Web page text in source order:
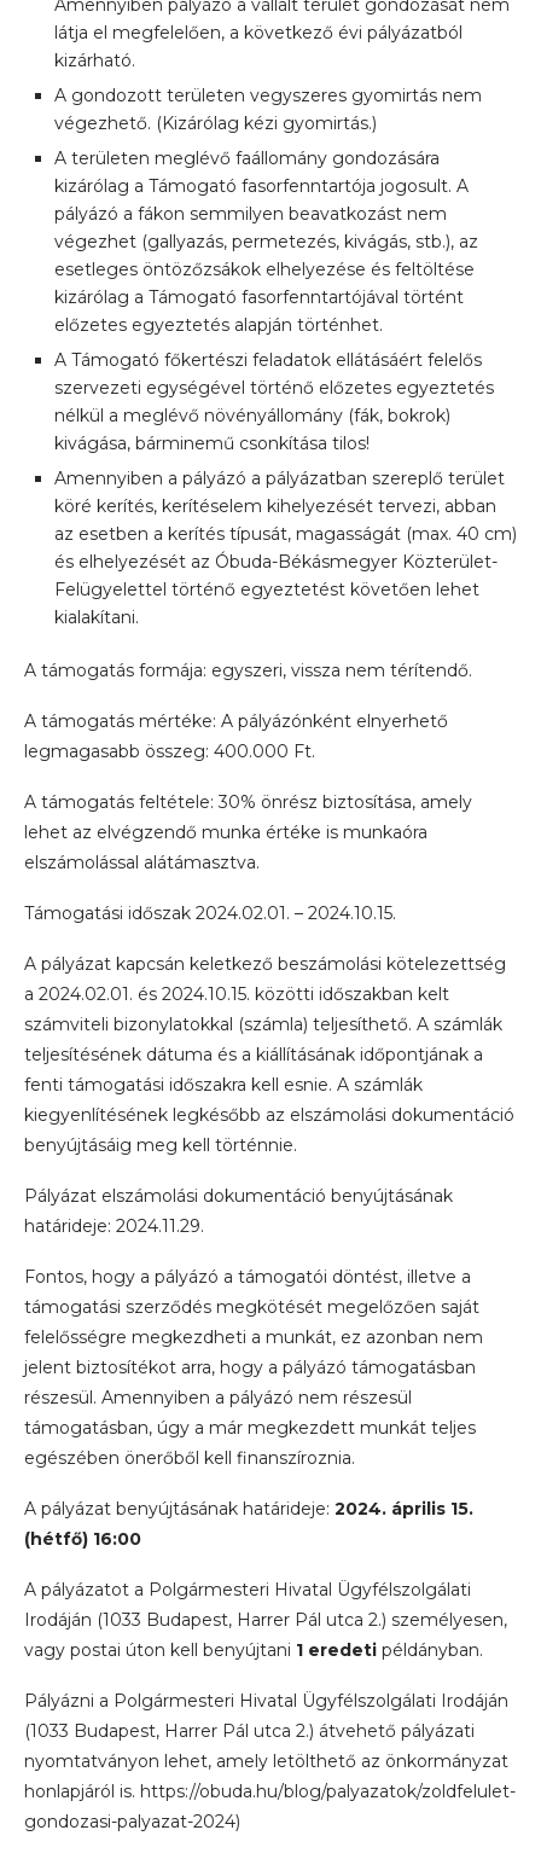
Amennyiben pályázó a vállalt terület gondozását nem
látja el megfelelően, a következő évi pályázatból
kizárható.
A gondozott területen vegyszeres gyomirtás nem
végezhető. (Kizárólag kézi gyomirtás.)
A területen meglévő faállomány gondozására
kizárólag a Támogató fasorfenntartója jogosult. A
pályázó a fákon semmilyen beavatkozást nem
végezhet (gallyazás, permetezés, kivágás, stb.), az
esetleges öntözőzsákok elhelyezése és feltöltése
kizárólag a Támogató fasorfenntartójával történt
előzetes egyeztetés alapján történhet.
A Támogató főkertészi feladatok ellátásáért felelős
szervezeti egységével történő előzetes egyeztetés
nélkül a meglévő növényállomány (fák, bokrok)
kivágása, bárminemű csonkítása tilos!
Amennyiben a pályázó a pályázatban szereplő terület
köré kerítés, kerítéselem kihelyezését tervezi, abban
az esetben a kerítés típusát, magasságát (max. 40 cm)
és elhelyezését az Óbuda-Békásmegyer Közterület-
Felügyelettel történő egyeztetést követően lehet
kialakítani.
A támogatás formája: egyszeri, vissza nem térítendő.
A támogatás mértéke: A pályázónként elnyerhető
legmagasabb összeg: 400.000 Ft.
A támogatás feltétele: 30% önrész biztosítása, amely
lehet az elvégzendő munka értéke is munkaóra
elszámolással alátámasztva.
Támogatási időszak 2024.02.01. – 2024.10.15.
A pályázat kapcsán keletkező beszámolási kötelezettség
a 2024.02.01. és 2024.10.15. közötti időszakban kelt
számviteli bizonylatokkal (számla) teljesíthető. A számlák
teljesítésének dátuma és a kiállításának időpontjának a
fenti támogatási időszakra kell esnie. A számlák
kiegyenlítésének legkésőbb az elszámolási dokumentáció
benyújtásáig meg kell történnie.
Pályázat elszámolási dokumentáció benyújtásának
határideje: 2024.11.29.
Fontos, hogy a pályázó a támogatói döntést, illetve a
támogatási szerződés megkötését megelőzően saját
felelősségre megkezdheti a munkát, ez azonban nem
jelent biztosítékot arra, hogy a pályázó támogatásban
részesül. Amennyiben a pályázó nem részesül
támogatásban, úgy a már megkezdett munkát teljes
egészében önerőből kell finanszíroznia.
A pályázat benyújtásának határideje: 2024. április 15.
(hétfő) 16:00
A pályázatot a Polgármesteri Hivatal Ügyfélszolgálati
Irodáján (1033 Budapest, Harrer Pál utca 2.) személyesen,
vagy postai úton kell benyújtani 1 eredeti példányban.
Pályázni a Polgármesteri Hivatal Ügyfélszolgálati Irodáján
(1033 Budapest, Harrer Pál utca 2.) átvehető pályázati
nyomtatványon lehet, amely letölthető az önkormányzat
honlapjáról is. https://obuda.hu/blog/palyazatok/zoldfelulet-
gondozasi-palyazat-2024)